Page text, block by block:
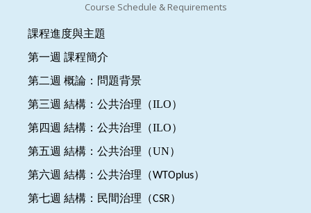
Course Schedule & Requirements
課程進度與主題
第一週 課程簡介
第二週 概論：問題背景
第三週 結構：公共治理（ILO）
第四週 結構：公共治理（ILO）
第五週 結構：公共治理（UN）
第六週 結構：公共治理（WTOplus）
第七週 結構：民間治理（CSR）